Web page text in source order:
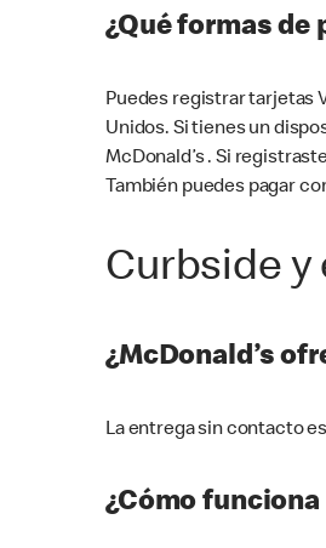
¿Qué formas de
Puedes registrar tarjetas
Unidos. Si tienes un
McDonald’s . Si
También puedes pagar
Curbside
¿McDonald’s
La entrega sin contacto
¿Cómo